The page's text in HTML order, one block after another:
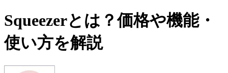
Squeezerとは？価格や機能・
使い方を解説